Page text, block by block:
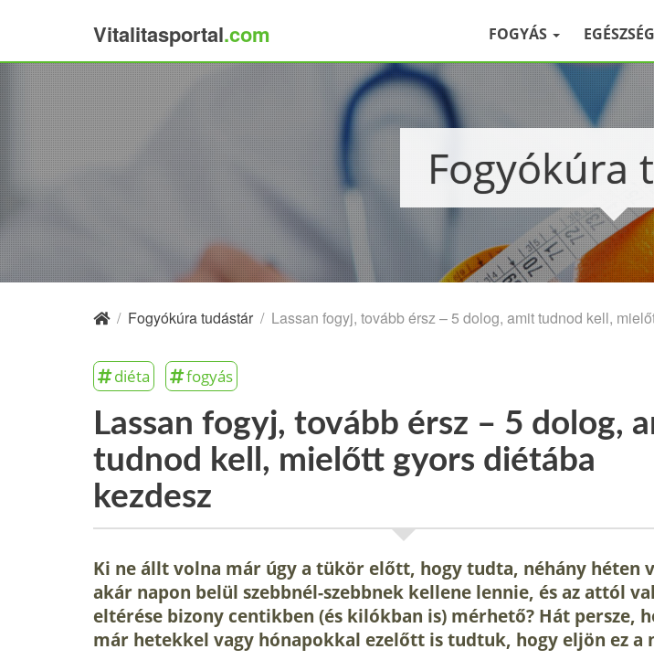
Vitalitasportal.com FOGYÁS EGÉSZSÉG
/ Fogyókúra tudástár / Lassan fogyj, tovább érsz – 5 dolog, amit tudnod kell,
diéta fogyás
Lassan fogyj, tovább érsz – 5 dolog,
tudnod kell, mielőtt gyors diétába
kezdesz
Ki ne állt volna már úgy a tükör előtt, hogy tudta, néhány héten
akár napon belül szebbnél-szebbnek kellene lennie, és az attól
eltérése bizony centikben (és kilókban is) mérhető? Hát persze,
már hetekkel vagy hónapokkal ezelőtt is tudtuk, hogy eljön ez a
×